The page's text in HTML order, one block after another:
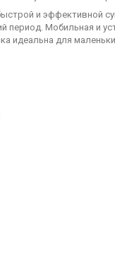
и эффективной
Мобильная и
идеальна для